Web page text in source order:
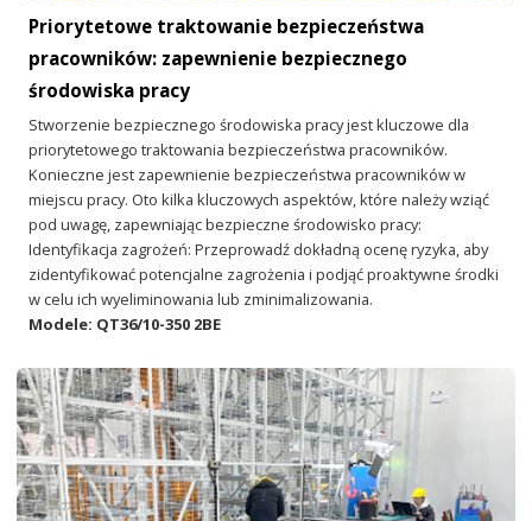
Priorytetowe traktowanie bezpieczeństwa
pracowników: zapewnienie bezpiecznego
środowiska pracy
Stworzenie bezpiecznego środowiska pracy jest kluczowe dla
priorytetowego traktowania bezpieczeństwa pracowników.
Konieczne jest zapewnienie bezpieczeństwa pracowników w
miejscu pracy. Oto kilka kluczowych aspektów, które należy wziąć
pod uwagę, zapewniając bezpieczne środowisko pracy:
Identyfikacja zagrożeń: Przeprowadź dokładną ocenę ryzyka, aby
zidentyfikować potencjalne zagrożenia i podjąć proaktywne środki
w celu ich wyeliminowania lub zminimalizowania.
Modele: QT36/10-350 2BE